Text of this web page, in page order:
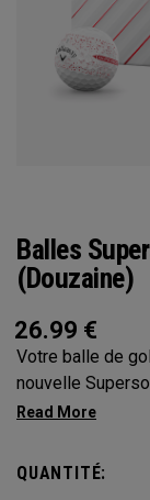
Balles
(douzaine)
26.99 €
Votre balle de
nouvelle
de balle avec un
son enveloppe,
meilleure
QUANTITÉ: